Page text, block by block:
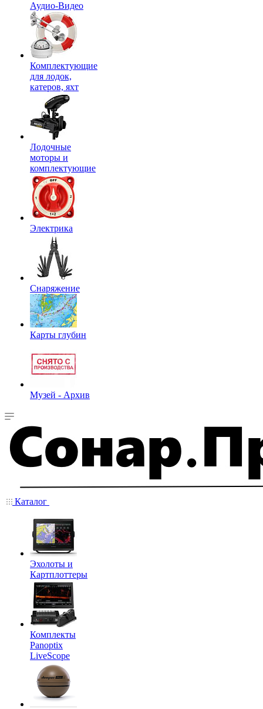
Аудио-Видео
Комплектующие
для лодок,
катеров, яхт
Лодочные
моторы и
комплектующие
Электрика
Снаряжение
Карты глубин
Музей - Архив
Каталог
Эхолоты и
Картплоттеры
Комплекты
Panoptix
LiveScope